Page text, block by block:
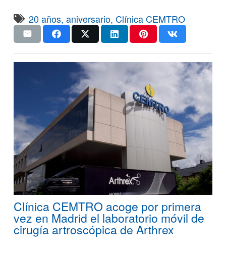
20 años,aniversario,Clínica CEMTRO
Clínica CEMTRO acoge por primera
vez en Madrid el laboratorio móvil de
cirugía artroscópica de Arthrex